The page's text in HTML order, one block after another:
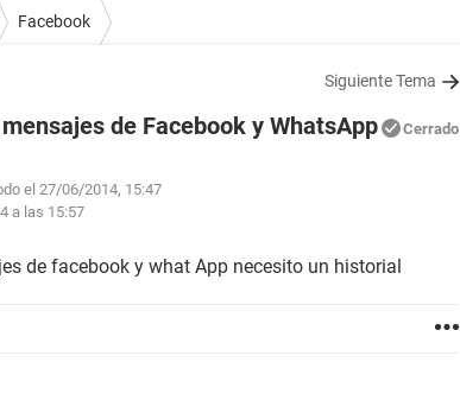
Facebook
Siguiente Tema
de Facebook y WhatsApp Cerrado
el 27/06/2014, 15:47
a las 15:57
de facebook y what App necesito un historial